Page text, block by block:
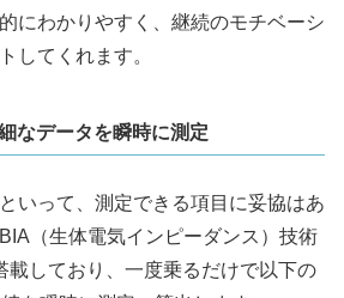
にわかりやすく、継続のモチベーシ
してくれます。
なデータを瞬時に測定
いって、測定できる項目に妥協はあ
（生体電気インピーダンス）技術
載しており、一度乗るだけで以下の